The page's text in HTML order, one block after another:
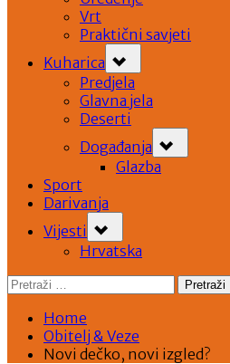
Vrt
Praktični savjeti
Kuharica
sub-
menu
Predjela
Glavna jela
Deserti
Događanja
sub-
menu
Glazba
Sport
Darivanja
Vijesti
sub-
menu
Hrvatska
Pretraži:
Home
Obitelj & Veze
Novi dečko, novi izgled?